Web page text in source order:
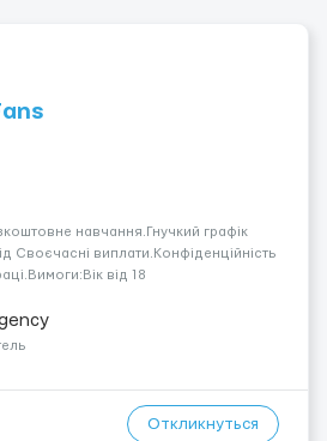
навчання.Гнучкий графік
Своєчасні виплати.Конфіденційність
від 18
вас зацікавила
і ми зв’яжемося ...
Откликнуться